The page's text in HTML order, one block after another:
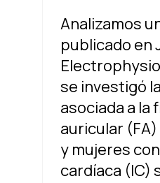
Analizamos
publicado en
se investigó
asociada a la
auricular
y mujeres
cardíaca (IC)